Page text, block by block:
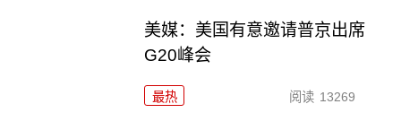
美媒：美国有意邀请普京出席
G20峰会
最热 阅读 13269